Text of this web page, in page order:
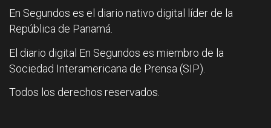
En Segundos es el diario nativo digital líder de la
República de Panamá.
El diario digital En Segundos es miembro de la
Sociedad Interamericana de Prensa (SIP).
Todos los derechos reservados.